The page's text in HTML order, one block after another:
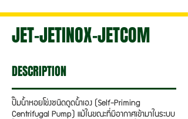
JET-JETINOX-JETCOM
DESCRIPTION
ปั๊มน้ำหอยโข่งชนิดดูดน้ำเอง (Self-Priming
Centrifugal Pump) แม้ในขณะที่มีอากาศเข้ามาในระบบ